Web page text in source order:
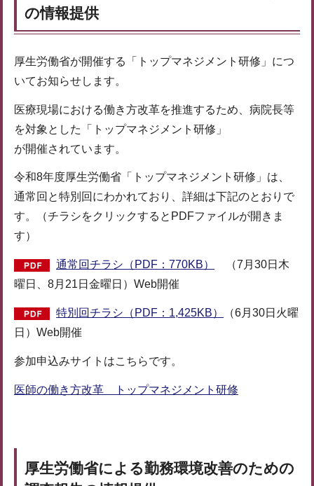
の情報提供
厚生労働省が開催する「トップマネジメント研修」につ
いてお知らせします。
医療現場における働き方改革を推進するため、病院長等
を対象とした「トップマネジメント研修」
が開催されています。
令和8年度厚生労働省「トップマネジメント研修」は、
通常回と特別回にわかれており、詳細は下記のとおりで
す。（チラシをクリックするとPDFファイルが開きま
す）
通常回チラシ（PDF：770KB）
（7月30日木
曜日、8月21日金曜日）Web開催
特別回チラシ（PDF：1,425KB）
（6月30日火曜
日）Web開催
参加申込みサイトはこちらです。
医師の働き方改革 トップマネジメント研修
厚生労働省による勤務環境改善のための